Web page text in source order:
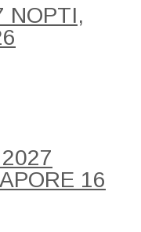
NOPTI,
16